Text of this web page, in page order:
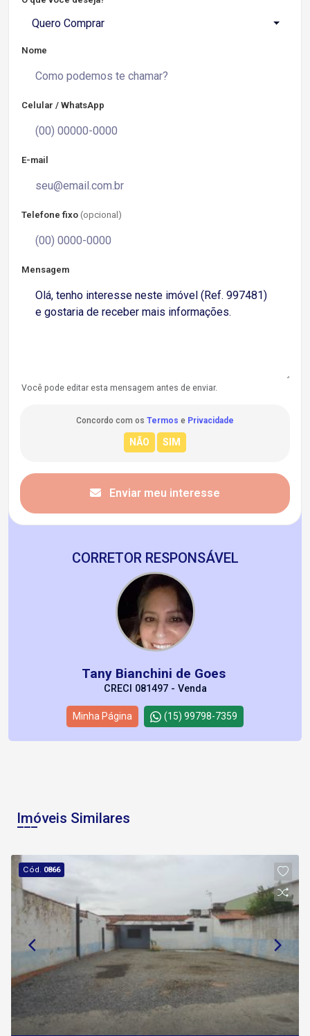
Quero Comprar
Nome
Celular / WhatsApp
E-mail
Telefone fixo (opcional)
Mensagem
Você pode editar esta mensagem antes de enviar.
Concordo com os Termos e Privacidade
Enviar meu interesse
CORRETOR RESPONSÁVEL
Tany Bianchini de Goes
CRECI 081497 - Venda
Minha Página (15) 99798-7359
Imóveis Similares
Cód. 0866